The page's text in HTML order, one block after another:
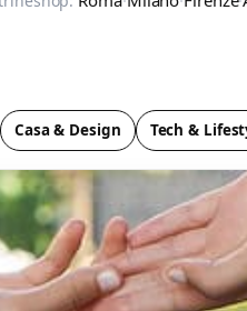
Casa & Design Tech &